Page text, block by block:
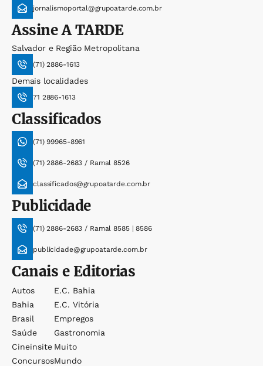
jornalismoportal@grupoatarde.com.br
AssineA TARDE
Salvador e Região Metropolitana
(71) 2886-1613
Demais localidades
71 2886-1613
Classificados
(71) 99965-8961
(71) 2886-2683 / Ramal 8526
classificados@grupoatarde.com.br
Publicidade
(71) 2886-2683 / Ramal 8585 | 8586
publicidade@grupoatarde.com.br
Canais e Editorias
Autos
Bahia
Brasil
Saúde
Cineinsite
Concursos
E.c. Bahia
E.c. Vitória
Empregos
Gastronomia
Muito
Mundo